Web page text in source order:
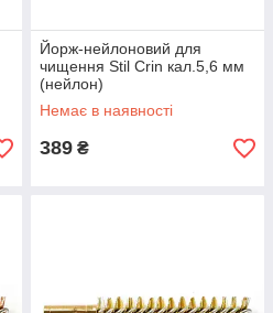
Йорж-нейлоновий для
чищення Stil Crin кал.5,6 мм
(нейлон)
Немає в наявності
389 ₴